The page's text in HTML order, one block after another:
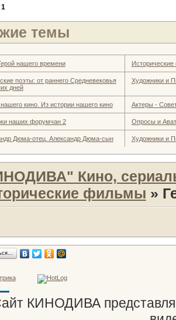
1
темы
нашего времени
поэты: от раннего Средневековья
дней
Художники и
кино. Из истории нашего кино Актеры -
наших форумчан 2 Опросы и
Дюма-отец. Александр Дюма-сын Художники и
Кино,
фильмы »
КИНОДИВА